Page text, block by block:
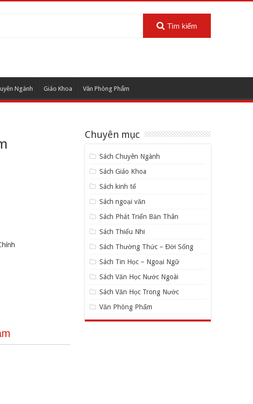
Tìm kiếm
Ngành Giáo Khoa Văn Phòng Phẩm
Chuyên mục
Sách Chuyên Ngành
Sách Giáo Khoa
Sách kinh tế
Sách ngoại văn
Sách Phát Triển Bản Thân
Sách Thiếu Nhi
Sách Thường Thức – Đời Sống
Sách Tin Học – Ngoại Ngữ
Sách Văn Học Nước Ngoài
Sách Văn Học Trong Nước
Văn Phòng Phẩm